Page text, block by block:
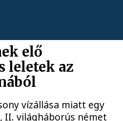
elő
leletek az
vízállása miatt egy
II. világháborús német